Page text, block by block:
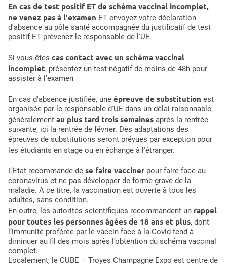
En cas de test positif ET de schéma vaccinal incomplet,
ne venez pas à l'examen ET envoyez votre déclaration
d'absence au pôle santé accompagnée du justificatif de test
positif ET prévenez le responsable de l'UE
Si vous êtes cas contact avec un schéma vaccinal
incomplet, présentez un test négatif de moins de 48h pour
assister à l'examen
En cas d'absence justifiée, une épreuve de substitution est
organisée par le responsable d'UE dans un délai raisonnable,
généralement au plus tard trois semaines après la rentrée
suivante, ici la rentrée de février. Des adaptations des
épreuves de substitutions seront prévues par exception pour
les étudiants en stage ou en échange à l'étranger.
L’Etat recommande de se faire vacciner pour faire face au
coronavirus et ne pas développer de forme grave de la
maladie. A ce titre, la vaccination est ouverte à tous les
adultes, sans condition.
En outre, les autorités scientifiques recommandent un rappel
pour toutes les personnes âgées de 18 ans et plus, dont
l’immunité proférée par le vaccin face à la Covid tend à
diminuer au fil des mois après l’obtention du schéma vaccinal
complet.
Localement, le CUBE – Troyes Champagne Expo est centre de